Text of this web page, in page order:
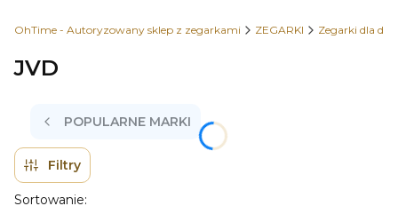
OhTime - Autoryzowany sklep z zegarkami ZEGARKI Zegarki dla
JVD
POPULARNE MARKI
Filtry
Lista produktów
Sortowanie: